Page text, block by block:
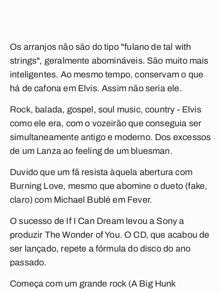
Os arranjos não são do tipo "fulano de tal with
strings", geralmente abomináveis. São muito mais
inteligentes. Ao mesmo tempo, conservam o que
há de cafona em Elvis. Assim não seria ele.
Rock, balada, gospel, soul music, country - Elvis
como ele era, com o vozeirão que conseguia ser
simultaneamente antigo e moderno. Dos excessos
de um Lanza ao feeling de um bluesman.
Duvido que um fã resista àquela abertura com
Burning Love, mesmo que abomine o dueto (fake,
claro) com Michael Bublé em Fever.
O sucesso de If I Can Dreamlevou a Sony a
produzir The Wonder of You. O CD, que acabou de
ser lançado, repete a fórmula do disco do ano
passado.
Começa com um grande rock (A Big Hunk